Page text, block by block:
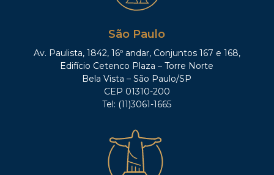
São Paulo
Av. Paulista, 1842, 16º andar, Conjuntos 167 e 168,
Edifício Cetenco Plaza – Torre Norte
Bela Vista – São Paulo/SP
CEP 01310-200
Tel: (11)3061-1665